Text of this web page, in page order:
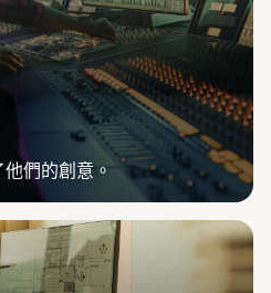
他們的創意。